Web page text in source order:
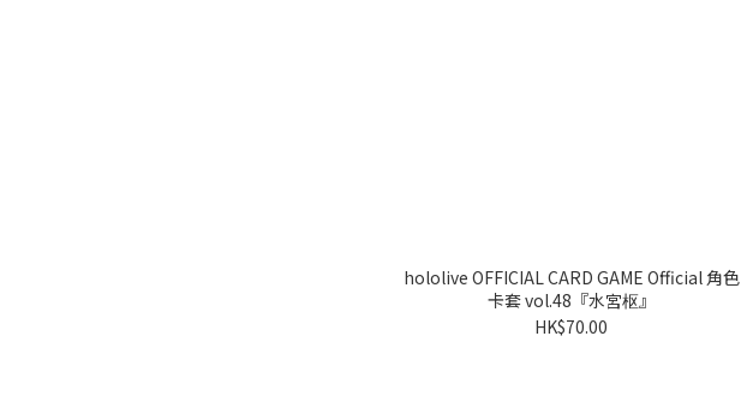
hololive OFFICIAL CARD GAME Official 角色
卡套 vol.48『水宮枢』
HK$70.00